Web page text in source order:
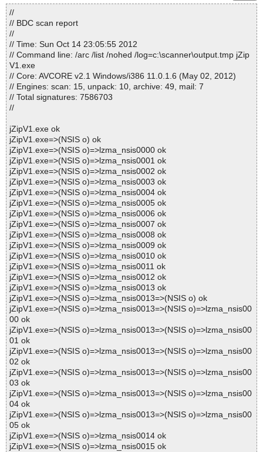
//
// BDC scan report
//
// Time: Sun Oct 14 23:05:55 2012
// Command line: /arc /list /nohed /log=c:\scanner\output.tmp jZip
V1.exe
// Core: AVCORE v2.1 Windows/i386 11.0.1.6 (May 02, 2012)
// Engines: scan: 15, unpack: 10, archive: 49, mail: 7
// Total signatures: 7586703
//
jZipV1.exe ok
jZipV1.exe=>(NSIS o) ok
jZipV1.exe=>(NSIS o)=>lzma_nsis0000 ok
jZipV1.exe=>(NSIS o)=>lzma_nsis0001 ok
jZipV1.exe=>(NSIS o)=>lzma_nsis0002 ok
jZipV1.exe=>(NSIS o)=>lzma_nsis0003 ok
jZipV1.exe=>(NSIS o)=>lzma_nsis0004 ok
jZipV1.exe=>(NSIS o)=>lzma_nsis0005 ok
jZipV1.exe=>(NSIS o)=>lzma_nsis0006 ok
jZipV1.exe=>(NSIS o)=>lzma_nsis0007 ok
jZipV1.exe=>(NSIS o)=>lzma_nsis0008 ok
jZipV1.exe=>(NSIS o)=>lzma_nsis0009 ok
jZipV1.exe=>(NSIS o)=>lzma_nsis0010 ok
jZipV1.exe=>(NSIS o)=>lzma_nsis0011 ok
jZipV1.exe=>(NSIS o)=>lzma_nsis0012 ok
jZipV1.exe=>(NSIS o)=>lzma_nsis0013 ok
jZipV1.exe=>(NSIS o)=>lzma_nsis0013=>(NSIS o) ok
jZipV1.exe=>(NSIS o)=>lzma_nsis0013=>(NSIS o)=>lzma_nsis00
00 ok
jZipV1.exe=>(NSIS o)=>lzma_nsis0013=>(NSIS o)=>lzma_nsis00
01 ok
jZipV1.exe=>(NSIS o)=>lzma_nsis0013=>(NSIS o)=>lzma_nsis00
02 ok
jZipV1.exe=>(NSIS o)=>lzma_nsis0013=>(NSIS o)=>lzma_nsis00
03 ok
jZipV1.exe=>(NSIS o)=>lzma_nsis0013=>(NSIS o)=>lzma_nsis00
04 ok
jZipV1.exe=>(NSIS o)=>lzma_nsis0013=>(NSIS o)=>lzma_nsis00
05 ok
jZipV1.exe=>(NSIS o)=>lzma_nsis0014 ok
jZipV1.exe=>(NSIS o)=>lzma_nsis0015 ok